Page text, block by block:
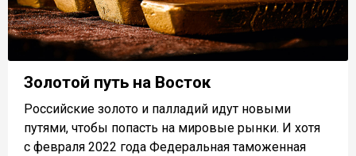
Золотой путь на Восток
Российские золото и палладий идут новыми
путями, чтобы попасть на мировые рынки. И хотя
с февраля 2022 года Федеральная таможенная